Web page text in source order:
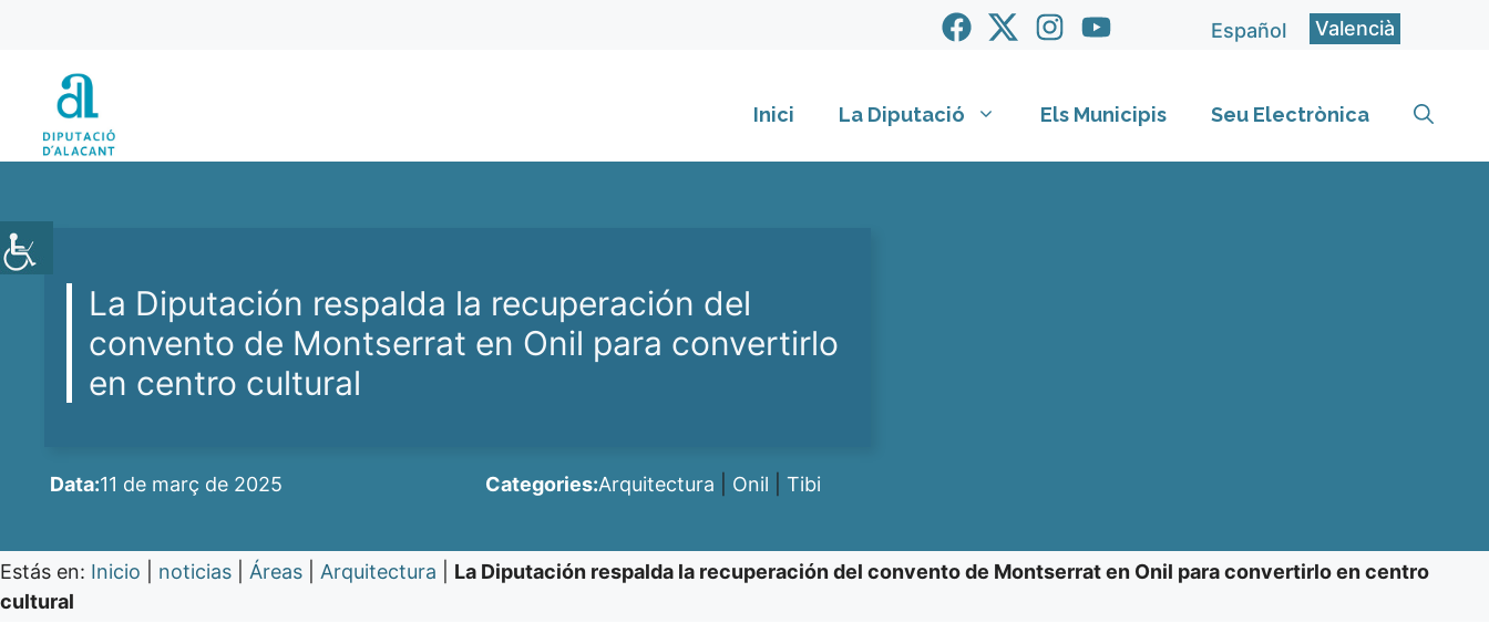
contingut
Español Valencià
Inici La Diputació Els Municipis Seu Electrònica
La Diputación respalda la recuperación del
convento de Montserrat en Onil para convertirlo
en centro cultural
Data:11 de març de 2025 Categories:Arquitectura Onil |Tibi
Estás en: Inicio noticias Áreas Arquitectura
La Diputación respalda la recuperación del convento de Montserrat en Onil para convertirlo en centro
cultural